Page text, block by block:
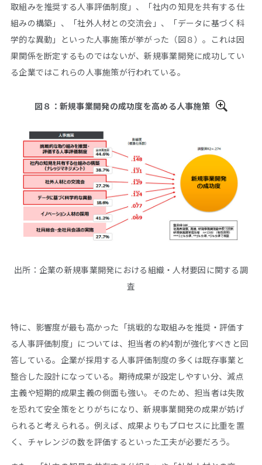
取組みを推奨する人事評価制度」、「社内の知見を共有する仕
組みの構築」、「社外人材との交流会」、「データに基づく科
学的な異動」といった人事施策が挙がった（図８）。これは因
果関係を断定するものではないが、新規事業開発に成功してい
る企業ではこれらの人事施策が行われている。
図８：新規事業開発の成功度を高める人事施策
出所：企業の新規事業開発における組織・人材要因に関する調
査
特に、影響度が最も高かった「挑戦的な取組みを推奨・評価す
る人事評価制度」については、担当者の約4割が強化すべきと回
答している。企業が採用する人事評価制度の多くは既存事業と
整合した設計になっている。期待成果が設定しやすい分、減点
主義や短期的成果主義の側面も強い。そのため、担当者は失敗
を恐れて安全策をとりがちになり、新規事業開発の成果が妨げ
られると考えられる。例えば、成果よりもプロセスに比重を置
く、チャレンジの数を評価するといった工夫が必要だろう。